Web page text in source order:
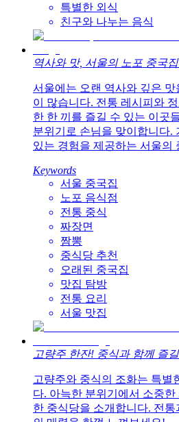
특별한 외식
친구와 나누는 음식
역사와 맛, 서울의 노포 중국
서울에는 오랜 역사와 깊은
이 많습니다. 전통 레시피와
한 한 끼를 즐길 수 있는 이곳
분위기로 손님을 맞이합니다.
있는 경험을 제공하는 서울의
Keywords
서울 중국집
노포 음식점
전통 중식
짜장면
짬뽕
중식당 추천
오래된 중국집
맛집 탐방
전통 요리
서울 맛집
고량주 한잔! 중식과 함께 즐
고량주와 중식의 조화는 특별
다. 아늑한 분위기에서 소중
한 중식당을 소개합니다. 전